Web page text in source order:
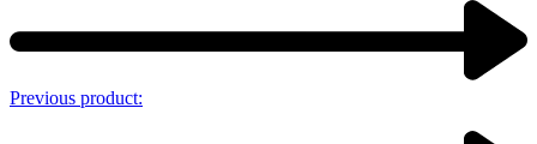
Previous product: